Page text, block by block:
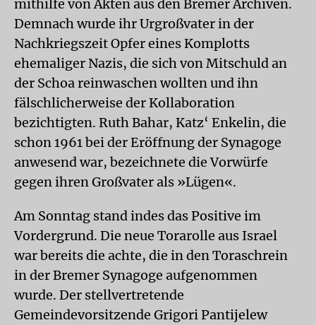
mithilfe von Akten aus den Bremer Archiven.
Demnach wurde ihr Urgroßvater in der
Nachkriegszeit Opfer eines Komplotts
ehemaliger Nazis, die sich von Mitschuld an
der Schoa reinwaschen wollten und ihn
fälschlicherweise der Kollaboration
bezichtigten. Ruth Bahar, Katz‘ Enkelin, die
schon 1961 bei der Eröffnung der Synagoge
anwesend war, bezeichnete die Vorwürfe
gegen ihren Großvater als »Lügen«.
Am Sonntag stand indes das Positive im
Vordergrund. Die neue Torarolle aus Israel
war bereits die achte, die in den Toraschrein
in der Bremer Synagoge aufgenommen
wurde. Der stellvertretende
Gemeindevorsitzende Grigori Pantijelew